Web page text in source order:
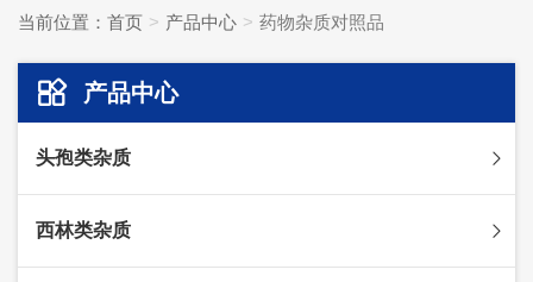
当前位置： 首页 产品中心 药物杂质对照品
产品中心
头孢类杂质
西林类杂质